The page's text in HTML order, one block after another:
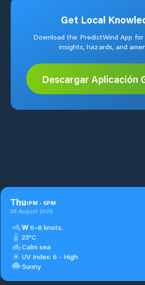
Get Local
Download the PredictWind App
insights, hazards, and
Descargar Aplicación
Thu1PM - 5PM
06 August 2026
W 6–8 knots.
23°C
Calm sea
UV Index: 6 - High
Sunny